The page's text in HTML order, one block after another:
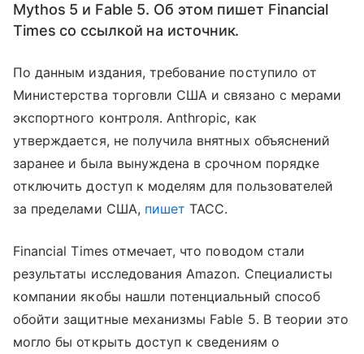
Mythos 5 и Fable 5. Об этом пишет Financial
Times со ссылкой на источник.
По данным издания, требование поступило от
Министерства торговли США и связано с мерами
экспортного контроля. Anthropic, как
утверждается, не получила внятных объяснений
заранее и была вынуждена в срочном порядке
отключить доступ к моделям для пользователей
за пределами США, пишет ТАСС.
Financial Times отмечает, что поводом стали
результаты исследования Amazon. Специалисты
компании якобы нашли потенциальный способ
обойти защитные механизмы Fable 5. В теории это
могло бы открыть доступ к сведениям о